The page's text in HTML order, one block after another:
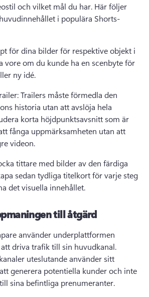
och vilket mål du har. Här följer
i populära Shorts-
för dina bilder för respektive objekt i
vore om du kunde ha en scenbyte för
ny idé.
Trailers måste förmedla den
historia utan att avslöja hela
korta höjdpunktsavsnitt som är
fånga uppmärksamheten utan att
videon.
tittare med bilder av den färdiga
sedan tydliga titelkort för varje steg
det visuella innehållet.
till åtgärd
använder underplattformen
uteslutande använder sitt
generera potentiella kunder och inte
sina befintliga prenumeranter.